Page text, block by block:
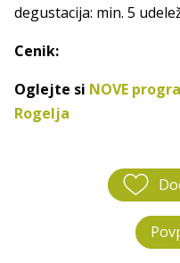
degustacija: min. 5
Cenik:
Oglejte si NOVE
Rogelja